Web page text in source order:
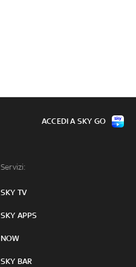
Servizi:
SKY TV
SKY APPS
NOW
SKY BAR
ACCEDI A SKY GO